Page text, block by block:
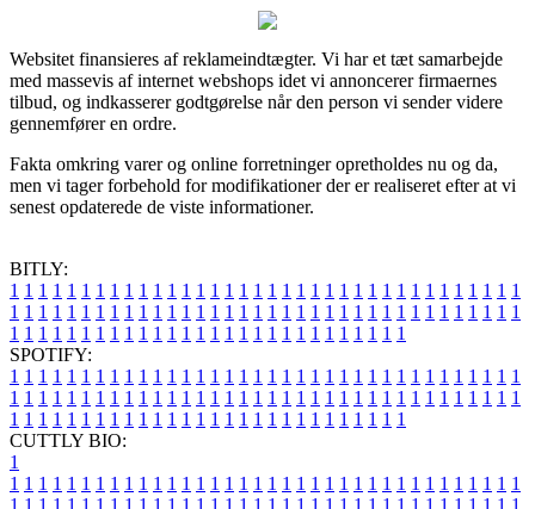
Websitet finansieres af reklameindtægter. Vi har et tæt samarbejde
med massevis af internet webshops idet vi annoncerer firmaernes
tilbud, og indkasserer godtgørelse når den person vi sender videre
gennemfører en ordre.
Fakta omkring varer og online forretninger opretholdes nu og da,
men vi tager forbehold for modifikationer der er realiseret efter at vi
senest opdaterede de viste informationer.
BITLY:
1 1 1 1 1 1 1 1 1 1 1 1 1 1 1 1 1 1 1 1 1 1 1 1 1 1 1 1 1 1 1 1 1 1 1 1
1 1 1 1 1 1 1 1 1 1 1 1 1 1 1 1 1 1 1 1 1 1 1 1 1 1 1 1 1 1 1 1 1 1 1 1
1 1 1 1 1 1 1 1 1 1 1 1 1 1 1 1 1 1 1 1 1 1 1 1 1 1 1 1
SPOTIFY:
1 1 1 1 1 1 1 1 1 1 1 1 1 1 1 1 1 1 1 1 1 1 1 1 1 1 1 1 1 1 1 1 1 1 1 1
1 1 1 1 1 1 1 1 1 1 1 1 1 1 1 1 1 1 1 1 1 1 1 1 1 1 1 1 1 1 1 1 1 1 1 1
1 1 1 1 1 1 1 1 1 1 1 1 1 1 1 1 1 1 1 1 1 1 1 1 1 1 1 1
CUTTLY BIO:
1
1 1 1 1 1 1 1 1 1 1 1 1 1 1 1 1 1 1 1 1 1 1 1 1 1 1 1 1 1 1 1 1 1 1 1 1
1 1 1 1 1 1 1 1 1 1 1 1 1 1 1 1 1 1 1 1 1 1 1 1 1 1 1 1 1 1 1 1 1 1 1 1